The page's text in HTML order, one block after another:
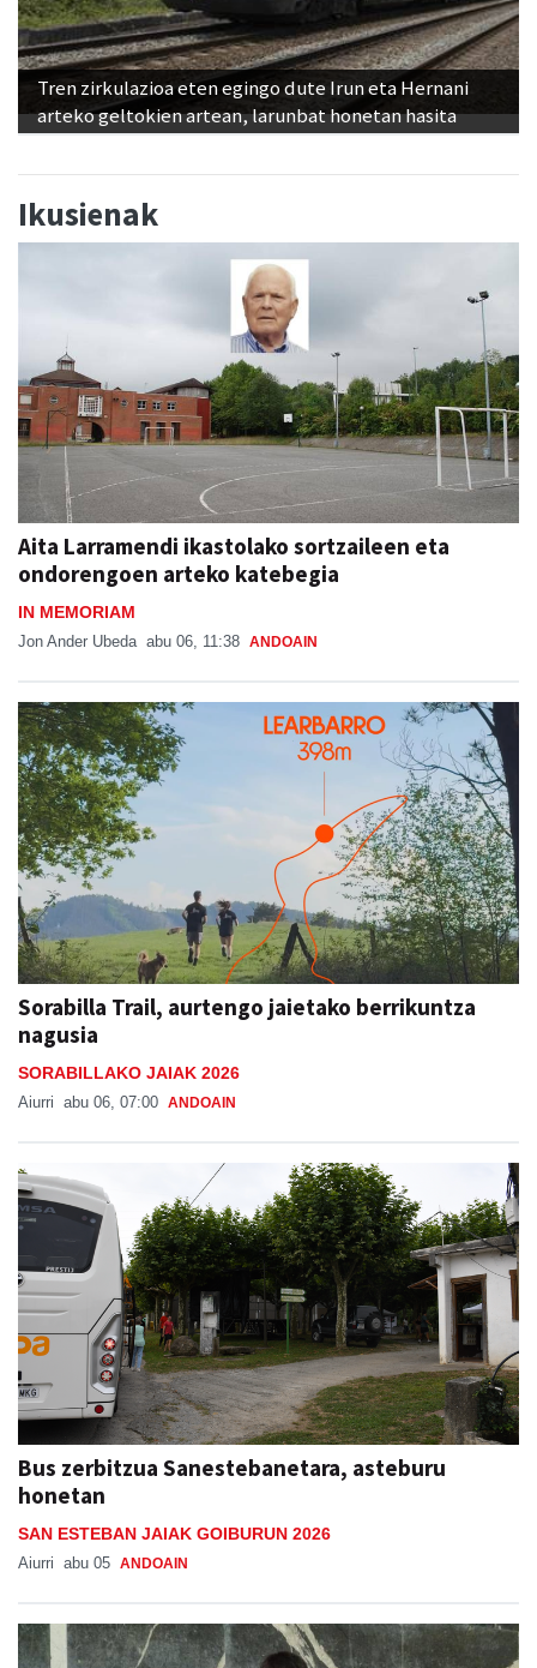
Tren zirkulazioa eten egingo dute Irun eta Hernani
arteko geltokien artean, larunbat honetan hasita
Ikusienak
Aita Larramendi ikastolako sortzaileen eta
ondorengoen arteko katebegia
IN MEMORIAM
Jon Ander Ubeda abu 06, 11:38 ANDOAIN
Sorabilla Trail, aurtengo jaietako berrikuntza
nagusia
SORABILLAKO JAIAK 2026
Aiurri abu 06, 07:00 ANDOAIN
Bus zerbitzua Sanestebanetara, asteburu
honetan
SAN ESTEBAN JAIAK GOIBURUN 2026
Aiurri abu 05 ANDOAIN